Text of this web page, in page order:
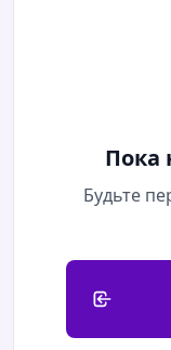
Пока
Будьте
В Набережных
домов на
ремонтных
08.08.2026 / 13:08
🙋‍♀️🙋‍♀️🙋‍♀️🙋‍♀️🙋‍♀️